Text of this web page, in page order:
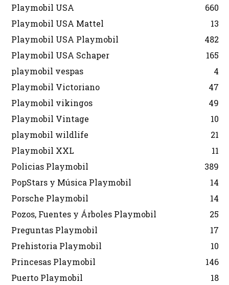
Playmobil USA
660
Playmobil USA Mattel
13
Playmobil USA Playmobil
482
Playmobil USA Schaper
165
playmobil vespas
4
Playmobil Victoriano
47
Playmobil vikingos
49
Playmobil Vintage
10
playmobil wildlife
21
Playmobil XXL
11
Policias Playmobil
389
PopStars y Música Playmobil
14
Porsche Playmobil
14
Pozos, Fuentes y Árboles Playmobil
25
Preguntas Playmobil
17
Prehistoria Playmobil
10
Princesas Playmobil
146
Puerto Playmobil
18